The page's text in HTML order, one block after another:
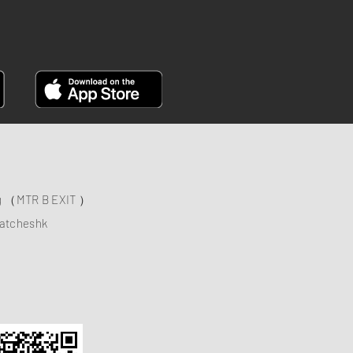
MTR B EXIT ）